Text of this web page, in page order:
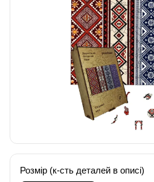
Розмір (к-сть деталей в описі)